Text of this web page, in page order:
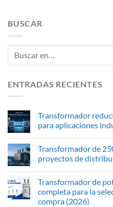
BUSCAR
ENTRADAS RECIENTES
Transformador
para aplicaciones
Transformador de
proyectos de
Transformador de
completa para la
compra (2026)